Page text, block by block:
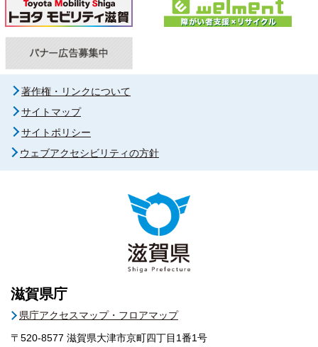
著作権・リンクについて
サイトマップ
サイトポリシー
ウェブアクセシビリティの方針
滋賀県庁
県庁アクセスマップ・フロアマップ
〒520-8577 滋賀県大津市京町四丁目1番1号